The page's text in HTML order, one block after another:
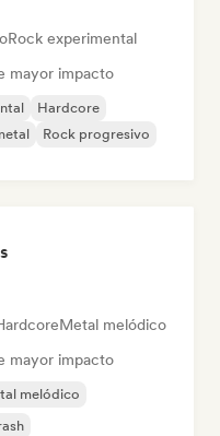
Rock experimental
mayor impacto
Hardcore
Rock progresivo
Metal melódico
mayor impacto
melódico